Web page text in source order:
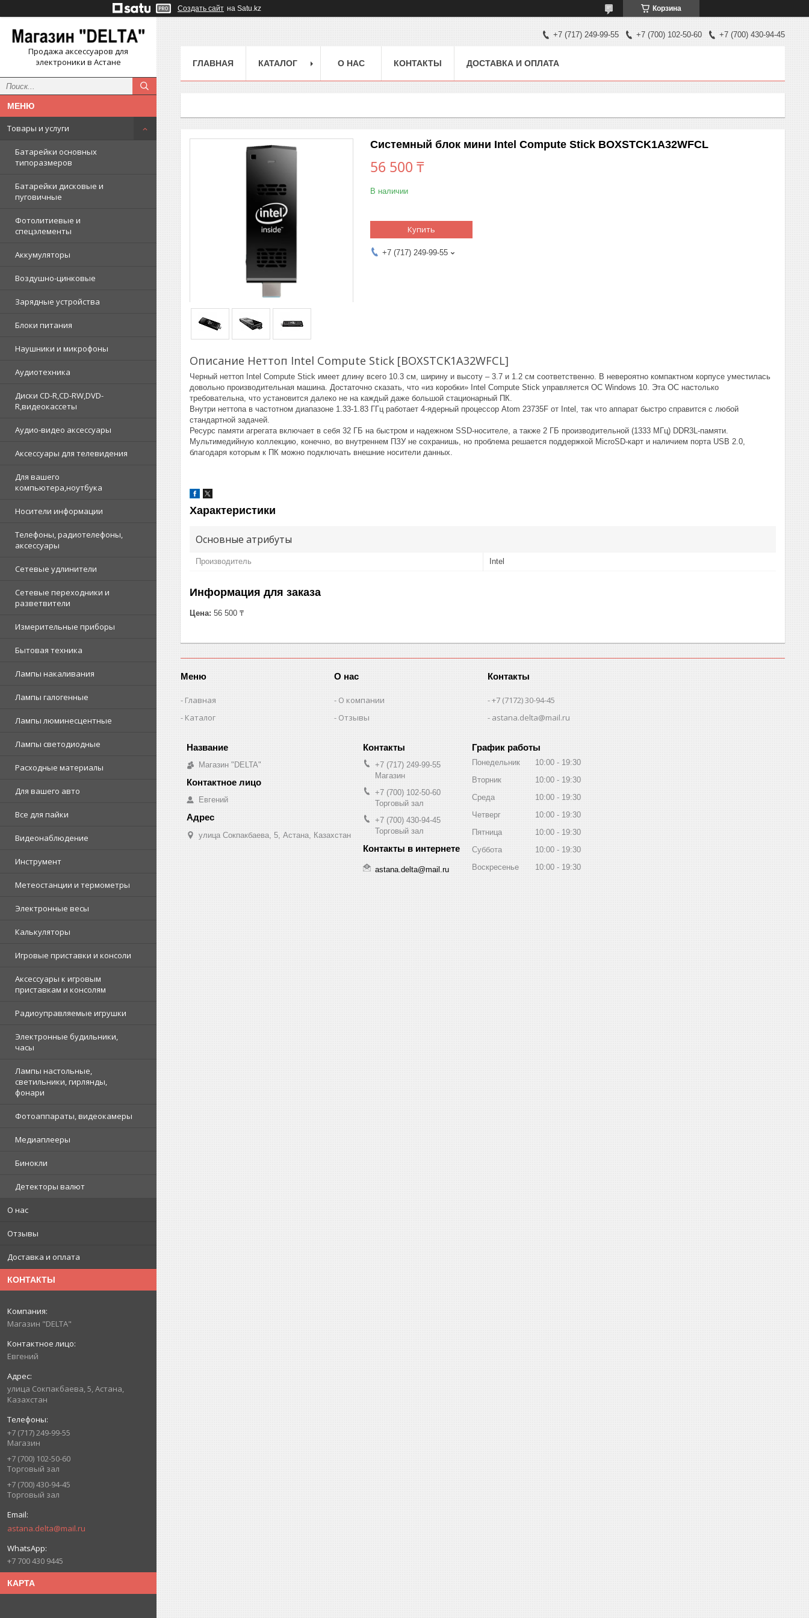
Создать сайт на Satu.kz Корзина
Продажа аксессуаров для
электроники в Астане
Товары и услуги
Батарейки основных
типоразмеров
Батарейки дисковые и
пуговичные
Фотолитиевые и
спецэлементы
Аккумуляторы
Воздушно-цинковые
Зарядные устройства
Блоки питания
Наушники и микрофоны
Аудиотехника
Диски CD-R,CD-RW,DVD-
R,видеокассеты
Аудио-видео аксессуары
Аксессуары для телевидения
Для вашего
компьютера,ноутбука
Носители информации
Телефоны, радиотелефоны,
аксессуары
Сетевые удлинители
Сетевые переходники и
разветвители
Измерительные приборы
Бытовая техника
Лампы накаливания
Лампы галогенные
Лампы люминесцентные
Лампы светодиодные
Расходные материалы
Для вашего авто
Все для пайки
Видеонаблюдение
Инструмент
Метеостанции и термометры
Электронные весы
Калькуляторы
Игровые приставки и консоли
Аксессуары к игровым
приставкам и консолям
Радиоуправляемые игрушки
Электронные будильники,
часы
Лампы настольные,
светильники, гирлянды,
фонари
Фотоаппараты, видеокамеры
Медиаплееры
Бинокли
Детекторы валют
О нас
Отзывы
Доставка и оплата
КОНТАКТЫ
Магазин "DELTA"
Евгений
улица Сокпакбаева, 5, Астана,
Казахстан
+7 (717) 249-99-55
Магазин
+7 (700) 102-50-60
Торговый зал
+7 (700) 430-94-45
Торговый зал
astana.delta@mail.ru
+7 700 430 9445
КАРТА
+7 (717) 249-99-55 +7 (700) 102-50-60 +7 (700) 430-94-45
ГЛАВНАЯ КАТАЛОГ О НАС КОНТАКТЫ ДОСТАВКА И ОПЛАТА
Системный блок мини Intel Compute Stick BOXSTCK1A32WFCL
56 500 ₸
В наличии
Купить
+7 (717) 249-99-55
Описание Неттоп Intel Compute Stick [BOXSTCK1A32WFCL]
Черный неттоп Intel Compute Stick имеет длину всего 10.3 см, ширину и высоту – 3.7 и 1.2 см соответственно. В невероятно компактном корпусе уместилась
довольно производительная машина. Достаточно сказать, что «из коробки» Intel Compute Stick управляется ОС Windows 10. Эта ОС настолько
требовательна, что установится далеко не на каждый даже большой стационарный ПК.
Внутри неттопа в частотном диапазоне 1.33-1.83 ГГц работает 4-ядерный процессор Atom 23735F от Intel, так что аппарат быстро справится с любой
стандартной задачей.
Ресурс памяти агрегата включает в себя 32 ГБ на быстром и надежном SSD-носителе, а также 2 ГБ производительной (1333 МГц) DDR3L-памяти.
Мультимедийную коллекцию, конечно, во внутреннем ПЗУ не сохранишь, но проблема решается поддержкой MicroSD-карт и наличием порта USB 2.0,
благодаря которым к ПК можно подключать внешние носители данных.
Характеристики
Основные атрибуты
Производитель Intel
Информация для заказа
Цена: 56 500 ₸
Меню
Главная
Каталог
О нас
О компании
Отзывы
Контакты
+7 (7172) 30-94-45
astana.delta@mail.ru
Магазин "DELTA"
Евгений
улица Сокпакбаева, 5, Астана, Казахстан
+7 (717) 249-99-55
Магазин
+7 (700) 102-50-60
Торговый зал
+7 (700) 430-94-45
Торговый зал
astana.delta@mail.ru
График работы
Понедельник 10:00
19:30
Вторник
10:00
19:30
Среда
10:00
19:30
Четверг
10:00
19:30
Пятница
10:00
19:30
Суббота
10:00
19:30
Воскресенье
10:00 19:30